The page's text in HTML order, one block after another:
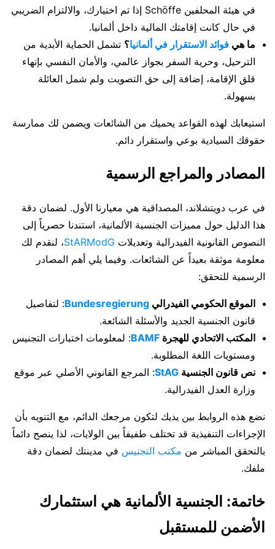
في هيئة المحلفين Schöffe إذا تم اختيارك، والالتزام الضريبي
في حال كانت إقامتك المالية داخل ألمانيا.
ما هي فوائد الاستقرار في ألمانيا؟ تشمل الحماية الأبدية من
الترحيل، وحرية السفر بجواز عالمي، والأمان النفسي بإنهاء
قلق الإقامة، إضافة إلى حق التصويت ولم شمل العائلة
بسهولة.
استيعابك لهذه القواعد يحميك من الشائعات ويضمن لك ممارسة
حقوقك السيادية بوعي واستقرار دائم.
المصادر والمراجع الرسمية
في عرب دويتشلاند، المصداقية هي معيارنا الأول. لضمان دقة
هذا الدليل حول مميزات الجنسية الألمانية، استندنا حصرياً إلى
النصوص القانونية الفيدرالية وتعديلات StARModG، لنقدم لك
معلومة موثقة بعيداً عن الشائعات. وفيما يلي أهم المصادر
الرسمية للتحقق:
الموقع الحكومي الفيدرالي Bundesregierung: لتفاصيل
قانون الجنسية الجديد والأسئلة الشائعة.
المكتب الاتحادي للهجرة BAMF: لمعلومات اختبارات التجنيس
ومستويات اللغة المطلوبة.
نص قانون الجنسية StAG: المرجع القانوني الأصلي عبر موقع
وزارة العدل الفيدرالية.
نضع هذه الروابط بين يديك لتكون مرجعك الدائم، مع التنويه بأن
الإجراءات التنفيذية قد تختلف طفيفاً بين الولايات، لذا ينصح دائماً
بالتحقق المباشر من مكتب التجنيس في مدينتك لضمان دقة
ملفك.
خاتمة: الجنسية الألمانية هي استثمارك
الأضمن للمستقبل